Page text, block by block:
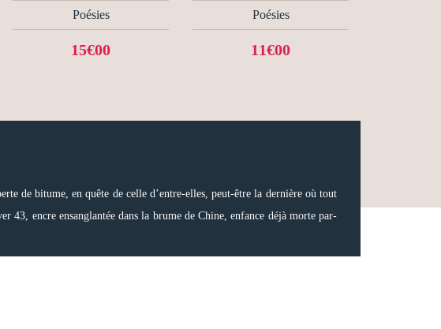
Poésies
15€00
Poésies
11€00
de bitume, en quête de celle d’entre-elles, peut-être la dernière où tout
43, encre ensanglantée dans la brume de Chine, enfance déjà morte par-